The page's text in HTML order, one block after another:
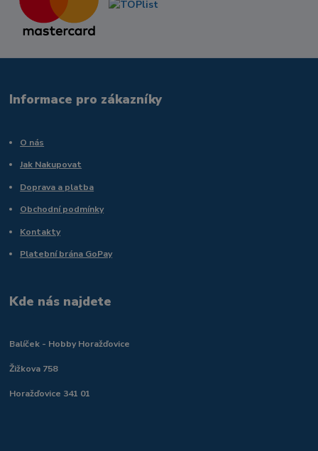
Informace pro zákazníky
O nás
Jak Nakupovat
Doprava a platba
Obchodní podmínky
Kontakty
Platební brána GoPay
Kde nás najdete
Balíček - Hobby Horažďovice
Žižkova 758
Horažďovice 341 01